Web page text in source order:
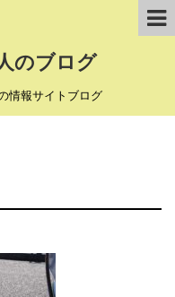
のブログ
情報サイトブログ